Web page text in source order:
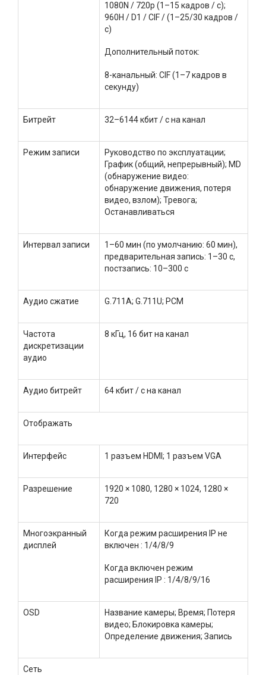
1080N / 720p (1–15 кадров / с);
960H / D1 / CIF / (1–25/30 кадров /
с)
Дополнительный поток:
8-канальный: CIF (1–7 кадров в
секунду)
Битрейт 32–6144 кбит / с на канал
Режим записи
Руководство по эксплуатации;
График (общий, непрерывный); MD
(обнаружение видео:
обнаружение движения, потеря
видео, взлом); Тревога;
Останавливаться
Интервал записи
1–60 мин (по умолчанию: 60 мин),
предварительная запись: 1–30 с,
постзапись: 10–300 с
Аудио сжатие G.711A; G.711U; PCM
Частота
дискретизации
аудио
8 кГц, 16 бит на канал
Аудио битрейт 64 кбит / с на канал
Отображать
Интерфейс 1 разъем HDMI; 1 разъем VGA
Разрешение
1920 × 1080, 1280 × 1024, 1280 ×
720
Многоэкранный
дисплей
Когда режим расширения IP не
включен : 1/4/8/9
Когда включен режим
расширения IP : 1/4/8/9/16
OSD
Название камеры; Время; Потеря
видео; Блокировка камеры;
Определение движения; Запись
Сеть